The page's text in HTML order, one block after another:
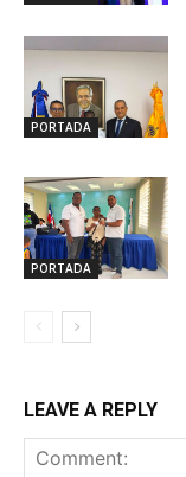
PORTADA
PORTADA
LEAVE A REPLY